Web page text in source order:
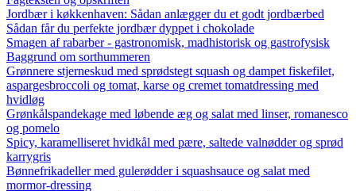
Jordbær i køkkenhaven: Sådan anlægger du et godt jordbærbed
Sådan får du perfekte jordbær dyppet i chokolade
Smagen af rabarber - gastronomisk, madhistorisk og gastrofysisk
Baggrund om sorthummeren
Grønnere stjerneskud med sprødstegt squash og dampet fiskefilet,
aspargesbroccoli og tomat, karse og cremet tomatdressing med
hvidløg
Grønkålspandekage med løbende æg og salat med linser, romanesco
og pomelo
Spicy, karamelliseret hvidkål med pære, saltede valnødder og sprød
karrygris
Bønnefrikadeller med gulerødder i squashsauce og salat med
mormor-dressing